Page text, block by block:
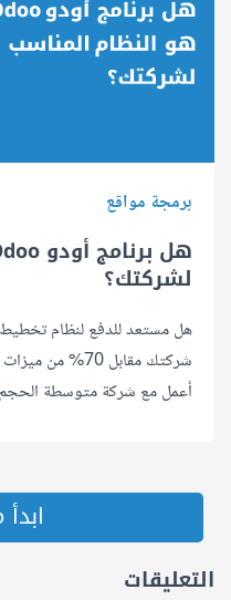
برمجة مواقع
لشركتك؟
شركتك مقابل
أعمل مع شركة متوسطة
التعليقات